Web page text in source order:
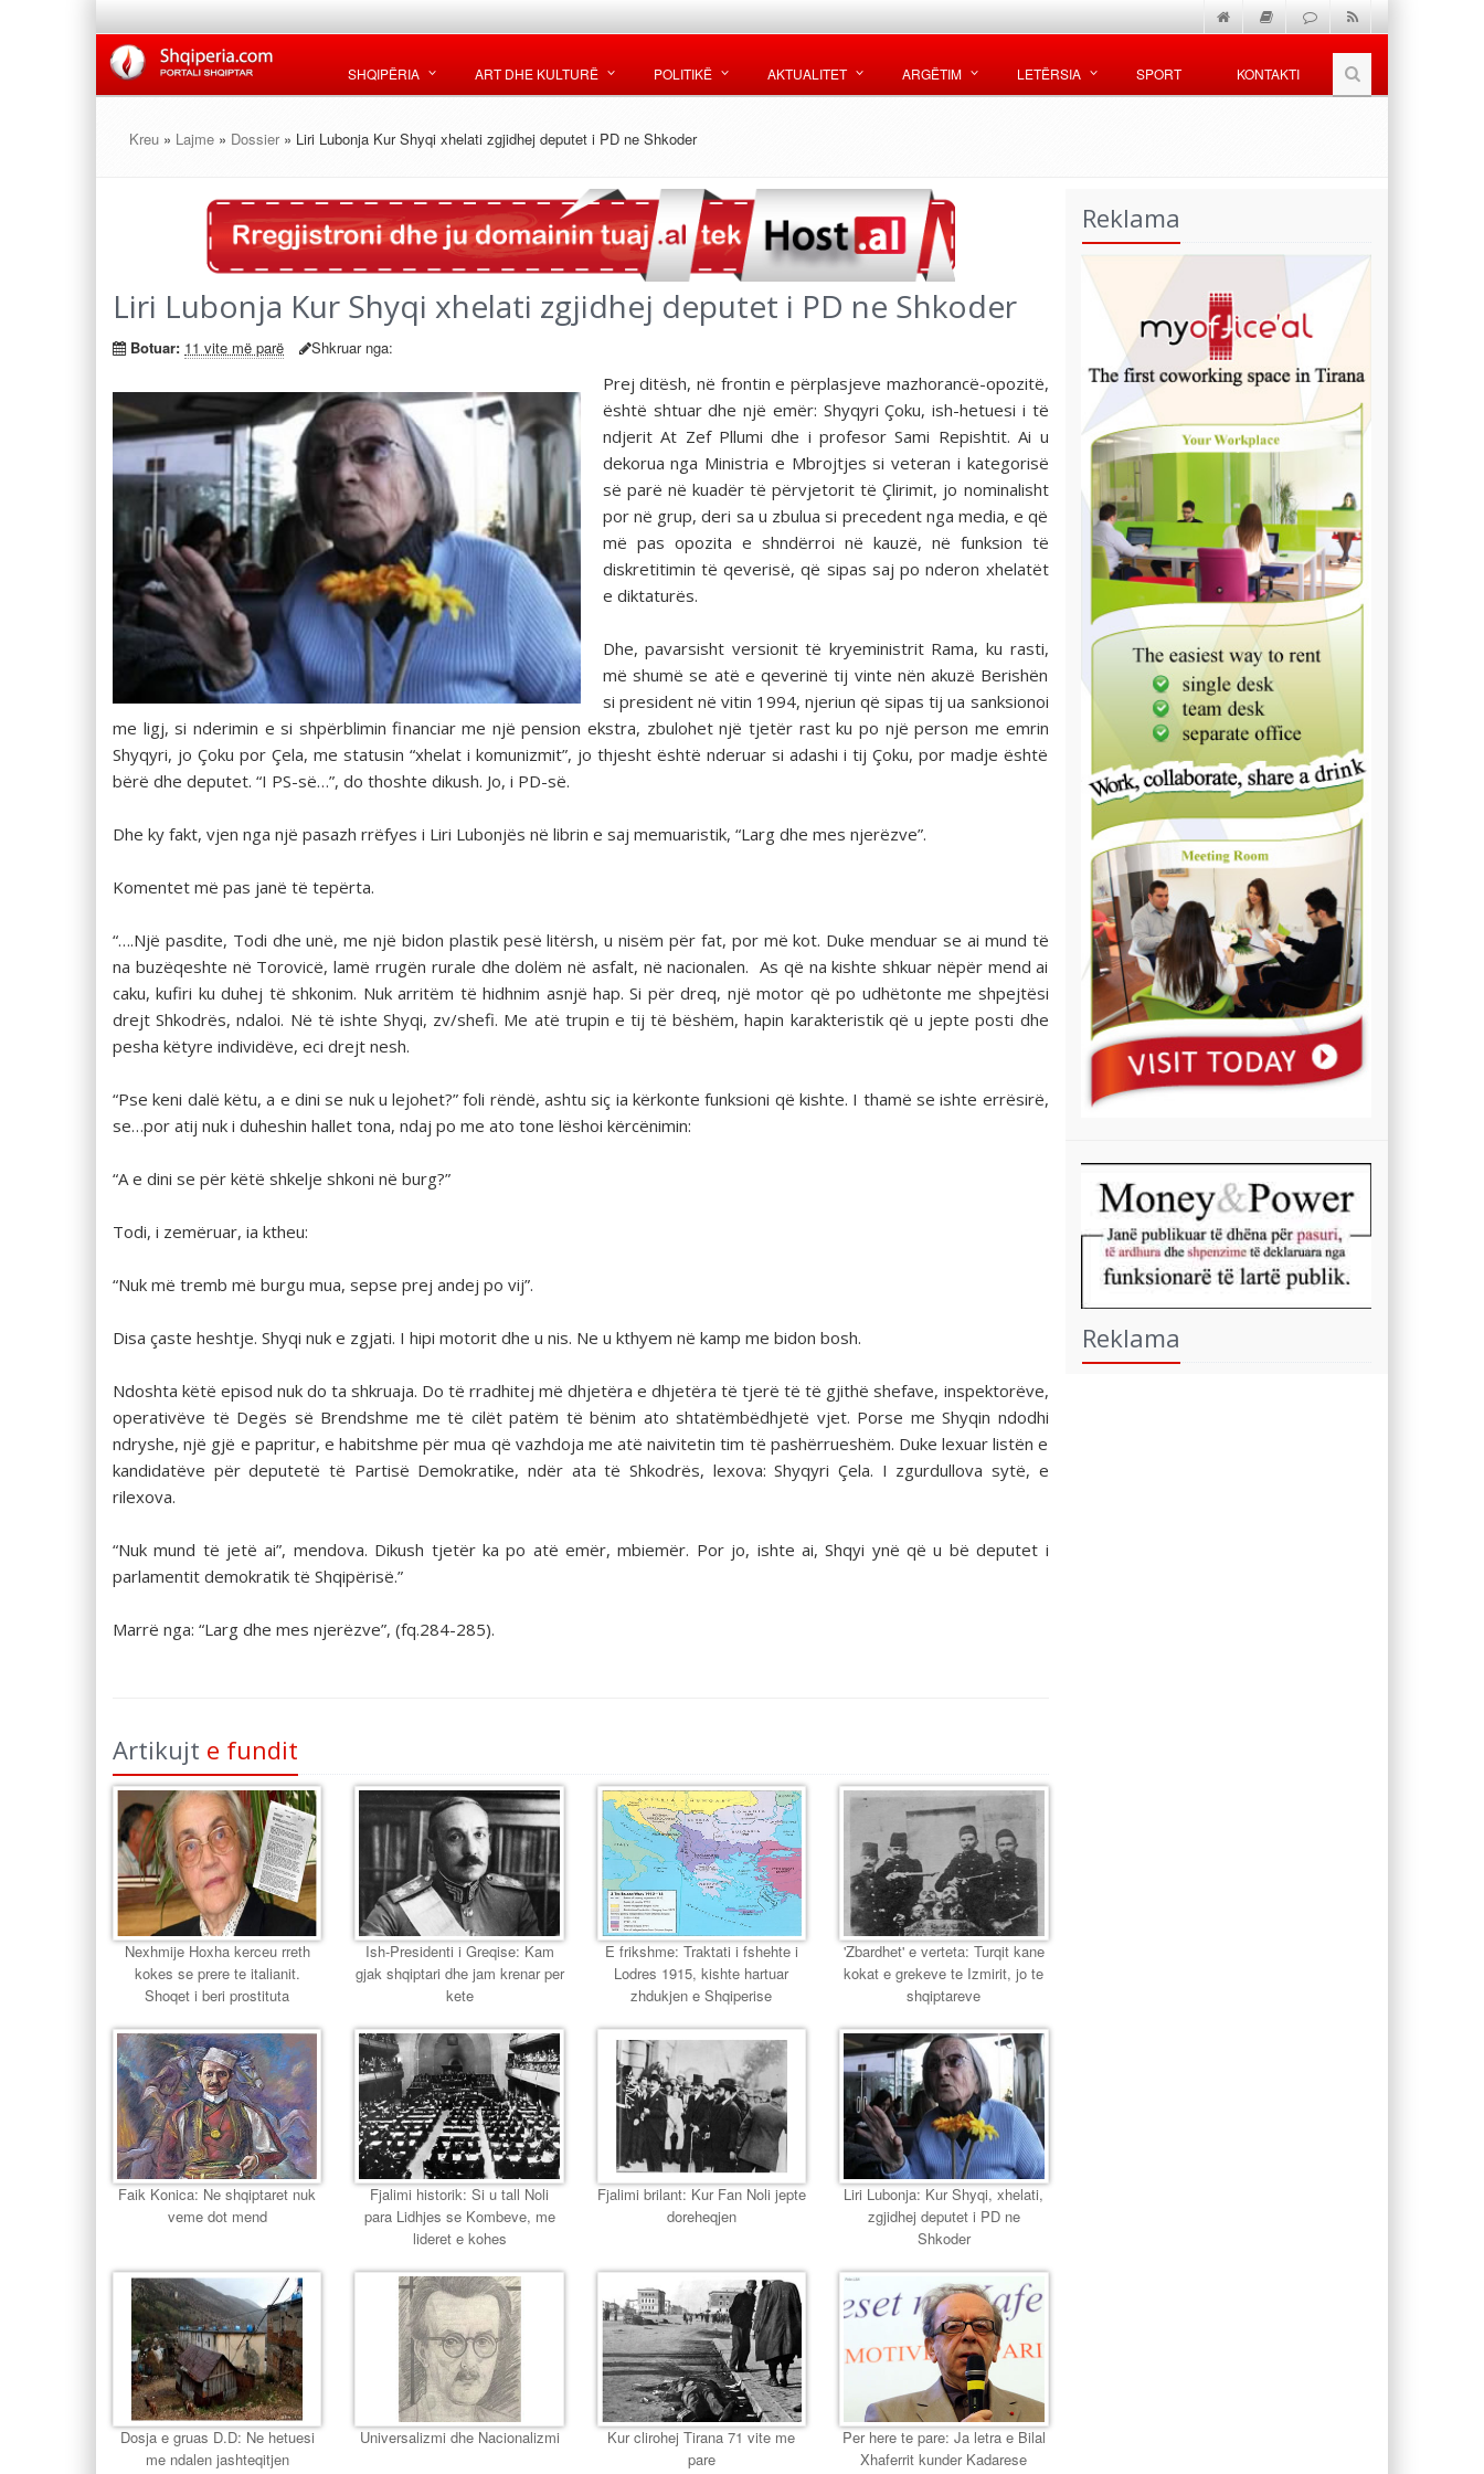
SHQIPËRIA ART DHE KULTURË POLITIKË AKTUALITET ARGËTIM LETËRSIA SPORT KONTAKTI
Kreu » Lajme » Dossier » Liri Lubonja Kur Shyqi xhelati zgjidhej deputet i PD ne Shkoder
Liri Lubonja Kur Shyqi xhelati zgjidhej deputet i PD ne Shkoder
Botuar: 11 vite më parë Shkruar nga:
Prej ditësh, në frontin e përplasjeve mazhorancë-opozitë,
është shtuar dhe një emër: Shyqyri Çoku, ish-hetuesi i të
ndjerit At Zef Pllumi dhe i profesor Sami Repishtit. Ai u
dekorua nga Ministria e Mbrojtjes si veteran i kategorisë
së parë në kuadër të përvjetorit të Çlirimit, jo nominalisht
por në grup, deri sa u zbulua si precedent nga media, e që
më pas opozita e shndërroi në kauzë, në funksion të
diskretitimin të qeverisë, që sipas saj po nderon xhelatët
e diktaturës.
Dhe, pavarsisht versionit të kryeministrit Rama, ku rasti,
më shumë se atë e qeverinë tij vinte nën akuzë Berishën
si president në vitin 1994, njeriun që sipas tij ua sanksionoi
me ligj, si nderimin e si shpërblimin financiar me një pension ekstra, zbulohet një tjetër rast ku po një person me emrin
Shyqyri, jo Çoku por Çela, me statusin “xhelat i komunizmit”, jo thjesht është nderuar si adashi i tij Çoku, por madje është
bërë dhe deputet. “I PS-së…”, do thoshte dikush. Jo, i PD-së.
Dhe ky fakt, vjen nga një pasazh rrëfyes i Liri Lubonjës në librin e saj memuaristik, “Larg dhe mes njerëzve”.
Komentet më pas janë të tepërta.
“….Një pasdite, Todi dhe unë, me një bidon plastik pesë litërsh, u nisëm për fat, por më kot. Duke menduar se ai mund të
na buzëqeshte në Torovicë, lamë rrugën rurale dhe dolëm në asfalt, në nacionalen. As që na kishte shkuar nëpër mend ai
caku, kufiri ku duhej të shkonim. Nuk arritëm të hidhnim asnjë hap. Si për dreq, një motor që po udhëtonte me shpejtësi
drejt Shkodrës, ndaloi. Në të ishte Shyqi, zv/shefi. Me atë trupin e tij të bëshëm, hapin karakteristik që u jepte posti dhe
pesha këtyre individëve, eci drejt nesh.
“Pse keni dalë këtu, a e dini se nuk u lejohet?” foli rëndë, ashtu siç ia kërkonte funksioni që kishte. I thamë se ishte errësirë,
se…por atij nuk i duheshin hallet tona, ndaj po me ato tone lëshoi kërcënimin:
“A e dini se për këtë shkelje shkoni në burg?”
Todi, i zemëruar, ia ktheu:
“Nuk më tremb më burgu mua, sepse prej andej po vij”.
Disa çaste heshtje. Shyqi nuk e zgjati. I hipi motorit dhe u nis. Ne u kthyem në kamp me bidon bosh.
Ndoshta këtë episod nuk do ta shkruaja. Do të rradhitej më dhjetëra e dhjetëra të tjerë të të gjithë shefave, inspektorëve,
operativëve të Degës së Brendshme me të cilët patëm të bënim ato shtatëmbëdhjetë vjet. Porse me Shyqin ndodhi
ndryshe, një gjë e papritur, e habitshme për mua që vazhdoja me atë naivitetin tim të pashërrueshëm. Duke lexuar listën e
kandidatëve për deputetë të Partisë Demokratike, ndër ata të Shkodrës, lexova: Shyqyri Çela. I zgurdullova sytë, e
rilexova.
“Nuk mund të jetë ai”, mendova. Dikush tjetër ka po atë emër, mbiemër. Por jo, ishte ai, Shqyi ynë që u bë deputet i
parlamentit demokratik të Shqipërisë.”
Marrë nga: “Larg dhe mes njerëzve”, (fq.284-285).
Artikujt e fundit
Nexhmije Hoxha kerceu rreth
kokes se prere te italianit.
Shoqet i beri prostituta
Ish-Presidenti i Greqise: Kam
gjak shqiptari dhe jam krenar per
kete
E frikshme: Traktati i fshehte i
Lodres 1915, kishte hartuar
zhdukjen e Shqiperise
'Zbardhet' e verteta: Turqit kane
kokat e grekeve te Izmirit, jo te
shqiptareve
Faik Konica: Ne shqiptaret nuk
veme dot mend
Fjalimi historik: Si u tall Noli
para Lidhjes se Kombeve, me
lideret e kohes
Fjalimi brilant: Kur Fan Noli jepte
doreheqjen
Liri Lubonja: Kur Shyqi, xhelati,
zgjidhej deputet i PD ne
Shkoder
Dosja e gruas D.D: Ne hetuesi
me ndalen jashteqitjen
Universalizmi dhe Nacionalizmi
Kur clirohej Tirana 71 vite me
pare
Per here te pare: Ja letra e Bilal
Xhaferrit kunder Kadarese
Reklama
Reklama